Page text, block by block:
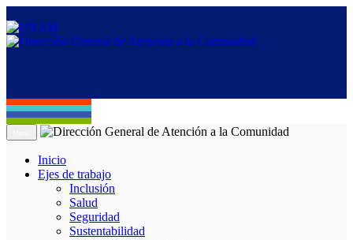
Inicio
Ejes de trabajo
Inclusión
Salud
Seguridad
Sustentabilidad